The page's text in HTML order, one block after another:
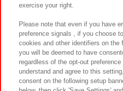
お取引先さまとともに
カスタマーハラスメント対応方針
exercise your right.
Please note that even if you have
preference signals , if you choose
cookies and other identifiers on the
you will be deemed to have
regardless of the opt-out
understand and agree to this
consent on the following setup